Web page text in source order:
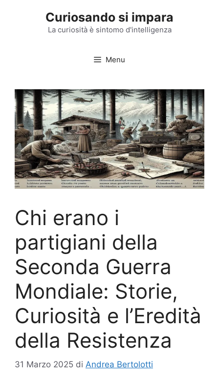
Curiosando si impara
La curiosità è sintomo d'intelligenza
Menu
Chi erano i
partigiani della
Seconda Guerra
Mondiale: Storie,
Curiosità e l’Eredità
della Resistenza
31 Marzo 2025 di Andrea Bertolotti